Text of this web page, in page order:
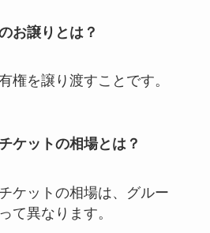
れないという噂も調査
キンプリの買取はいくら？まんだ
キンプリの人気は？落ちたって本
当？人気順（最新）や人気ないメ
ンバーも調査
お譲りとは？
権を譲り渡すことです。
ケットの相場とは？
ケットの相場は、グルー
て異なります。